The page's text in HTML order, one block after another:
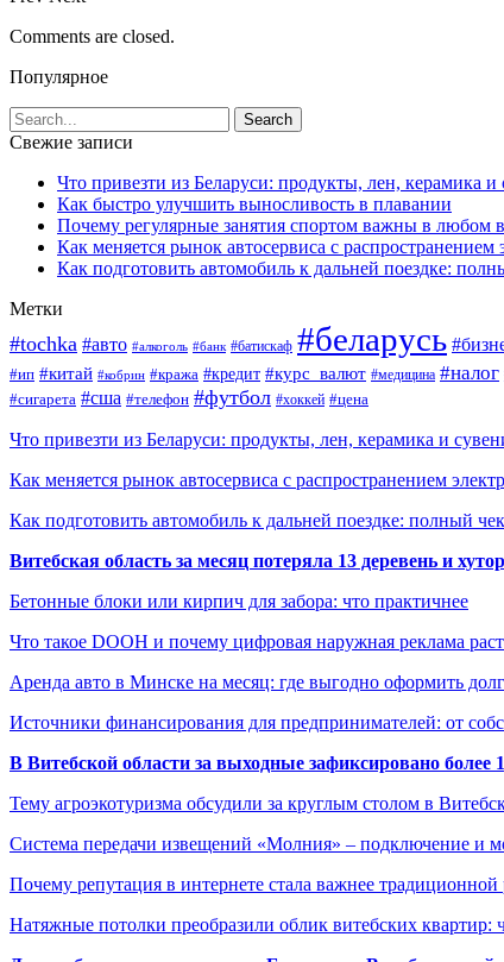
Comments are closed.
Популярное
Свежие записи
Что привезти из Беларуси: продукты, лен, керамика
Как быстро улучшить выносливость в плавании
Почему регулярные занятия спортом важны в любом
Как меняется рынок автосервиса с распространением
Как подготовить автомобиль к дальней поездке:
Метки
#tochka #авто #алкоголь #банк #батискаф #беларусь
#ип #китай #кобрин #кража #кредит #курс_валют #медицина #налог
#сигарета #сша #телефон #футбол #хоккей #цена
Что привезти из Беларуси: продукты, лен, керамика и
Как меняется рынок автосервиса с распространением
Как подготовить автомобиль к дальней поездке: полный
Витебская область за месяц потеряла 13 деревень и
Бетонные блоки или кирпич для забора: что практичнее
Что такое DOOH и почему цифровая наружная реклама
Аренда авто в Минске на месяц: где выгодно оформить
Источники финансирования для предпринимателей: от
В Витебской области за выходные зафиксировано
Тему агроэкотуризма обсудили за круглым столом в
Система передачи извещений «Молния» – подключение и
Почему репутация в интернете стала важнее
Натяжные потолки преобразили облик витебских квартир: